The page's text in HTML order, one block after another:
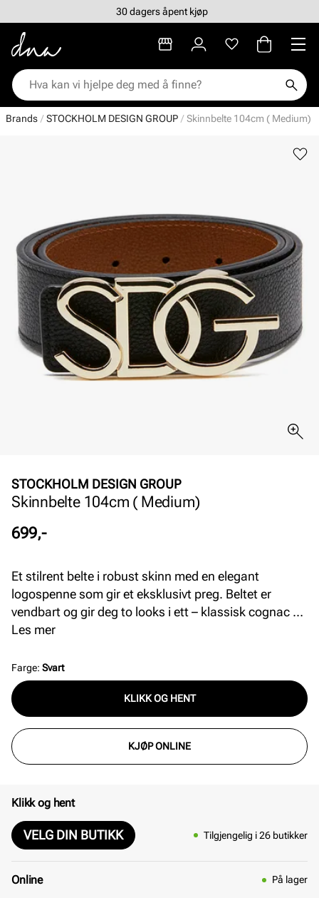
30 dagers åpent kjøp
Brands STOCKHOLM DESIGN GROUP Skinnbelte 104cm ( Medium)
STOCKHOLM DESIGN GROUP
Skinnbelte 104cm ( Medium)
Pris
699,-
Et stilrent belte i robust skinn med en elegant
logospenne som gir et eksklusivt preg. Beltet er
vendbart og gir deg to looks i ett – klassisk cognac på
den ene siden og tidløst sort på den andre. Perfekt for
tilpasses både hverdags- og penantrekk. Størrelsen
på belte er 104 cm.
Les mer
Farge: Svart
KLIKK OG HENT
KJØP ONLINE
Klikk og hent
VELG DIN BUTIKK Tilgjengelig i 26 butikker
Online På lager